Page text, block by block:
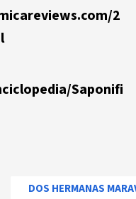
2
Saponifi
DOS HERMANAS